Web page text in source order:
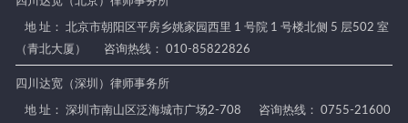
地 址： 北京市朝阳区平房乡姚家园西里 1 号院 1 号楼北侧 5 层502 室
（青北大厦）
咨询热线： 010-85822826
四川达宽（深圳）律师事务所
地 址： 深圳市南山区泛海城市广场2-708
咨询热线： 0755-21600